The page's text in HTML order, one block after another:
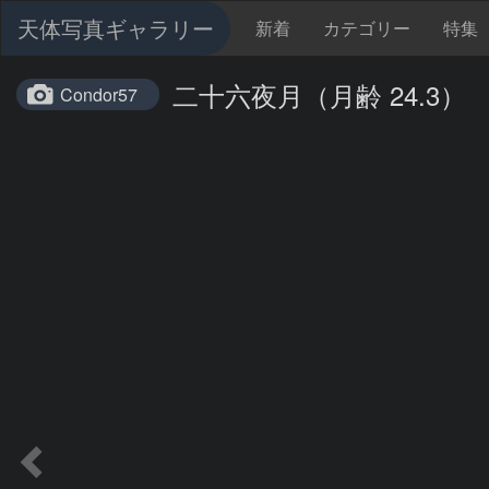
天体写真ギャラリー 新着 カテゴリー 特集
Condor57 二十六夜月（月齢 24.3）